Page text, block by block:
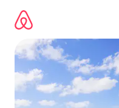
contenido